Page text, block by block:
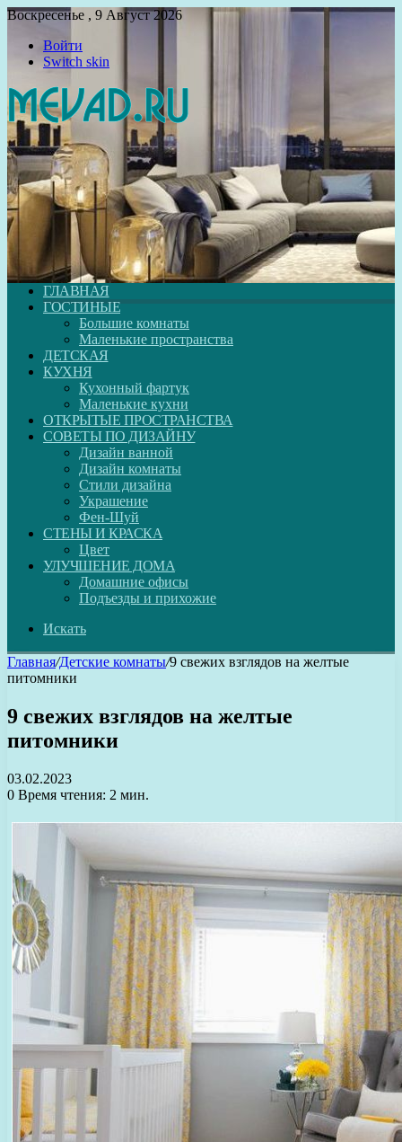
Воскресенье , 9 Август 2026
Войти
Switch skin
ГЛАВНАЯ
ГОСТИНЫЕ
Большие комнаты
Маленькие пространства
ДЕТСКАЯ
КУХНЯ
Кухонный фартук
Маленькие кухни
ОТКРЫТЫЕ ПРОСТРАНСТВА
СОВЕТЫ ПО ДИЗАЙНУ
Дизайн ванной
Дизайн комнаты
Стили дизайна
Украшение
Фен-Шуй
СТЕНЫ И КРАСКА
Цвет
УЛУЧШЕНИЕ ДОМА
Домашние офисы
Подъезды и прихожие
Искать
Главная/Детские комнаты/9 свежих взглядов на желтые
питомники
9 свежих взглядов на желтые
питомники
03.02.2023
0 Время чтения: 2 мин.